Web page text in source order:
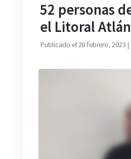
52 personas
el Litoral
Publicado el 28 febrero, 2023 |